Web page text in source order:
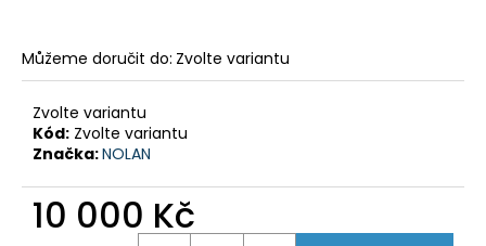
Můžeme doručit do: Zvolte variantu
Zvolte variantu
Kód: Zvolte variantu
Značka:NOLAN
10 000 Kč
j
e
m
e
KTM
1050/1090/1190
'13-